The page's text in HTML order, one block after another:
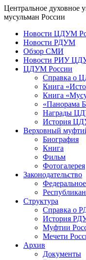
Центральное духовное
мусульман России
Новости ЦДУМ
Новости РДУМ
Обзор СМИ
Новости РИУ
ЦДУМ России
Справка о
Книга
Книга
«Панорама
Награды
История
Верховный
Биография
Книга
Фильм
Фотогалерея
Законодательство
Федеральное
Структура
Справка о
История
Муфтии
Мечети
Архив
Документы